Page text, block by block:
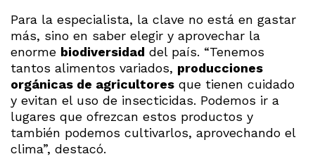
Para la especialista, la clave no está en gastar
más, sino en saber elegir y aprovechar la
enorme biodiversidad del país. “Tenemos
tantos alimentos variados, producciones
orgánicas de agricultores que tienen cuidado
y evitan el uso de insecticidas. Podemos ir a
lugares que ofrezcan estos productos y
también podemos cultivarlos, aprovechando el
clima”, destacó.